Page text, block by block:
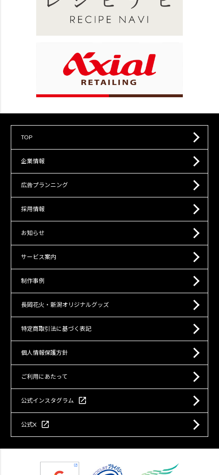
TOP
企業情報
広告プランニング
採用情報
お知らせ
サービス案内
制作事例
長岡花火・新潟オリジナルグッズ
特定商取引法に基づく表記
個人情報保護方針
ご利用にあたって
公式インスタグラム open_in_new
公式X open_in_new